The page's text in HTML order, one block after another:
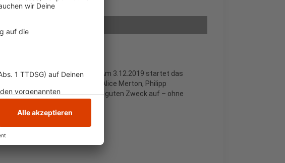
on Tour ist wieder unterwegs. Am 3.12.2019 startet das
in diesem Jahr die Top-Acts Alice Merton, Philipp
Künstler treten für den guten Zweck auf – ohne